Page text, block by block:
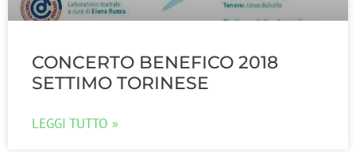
CONCERTO BENEFICO 2018
SETTIMO TORINESE
LEGGI TUTTO »